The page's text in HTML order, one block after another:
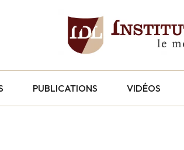
PUBLICATIONS VIDÉOS